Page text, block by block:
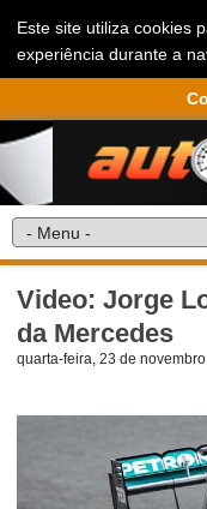
Este site utiliza cookies
experiência durante a
Video: Jorge
da Mercedes
quarta-feira, 23 de